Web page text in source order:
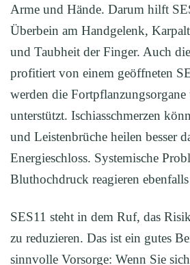
Arme und Hände. Darum hilft
Überbein am Handgelenk,
und Taubheit der Finger. Auch
profitiert von einem geöffneten
werden die
unterstützt. Ischiasschmerzen
und Leistenbrüche heilen besser
Energieschloss. Systemische
Bluthochdruck reagieren
SES11 steht in dem Ruf, das
zu reduzieren. Das ist ein gutes
sinnvolle Vorsorge: Wenn Sie